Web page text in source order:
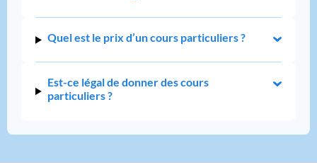
Quel est le prix d’un cours particuliers ?
Est-ce légal de donner des cours
particuliers ?